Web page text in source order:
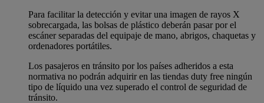
Para facilitar la detección y evitar una imagen de rayos X
sobrecargada, las bolsas de plástico deberán pasar por el
escáner separadas del equipaje de mano, abrigos, chaquetas y
ordenadores portátiles.
Los pasajeros en tránsito por los países adheridos a esta
normativa no podrán adquirir en las tiendas duty free ningún
tipo de líquido una vez superado el control de seguridad de
tránsito.